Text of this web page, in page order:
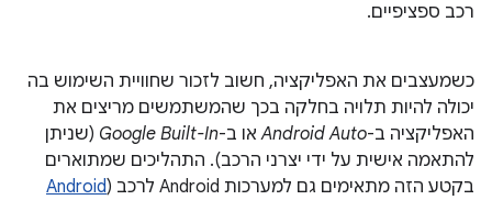
רכב ספציפיים.
כשמעצבים את האפליקציה, חשוב לזכור שחוויית השימוש בה
יכולה להיות תלויה בחלקה בכך שהמשתמשים מריצים את
האפליקציה ב-Android Autoאו ב-Google Built-In (שניתן
להתאמה אישית על ידי יצרני הרכב). התהליכים שמתוארים
בקטע הזה מתאימים גם למערכות Android לרכב (
Android